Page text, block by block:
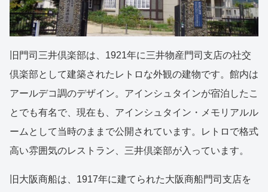
旧門司三井倶楽部は、1921年に三井物産門司支店の社交
倶楽部として建築されたレトロな外観の建物です。館内は
アールデコ調のデザイン。アインシュタインが宿泊したこ
とでも有名で、現在も、アインシュタイン・メモリアルル
ームとして当時のままで公開されています。レトロで格式
高い雰囲気のレストラン、三井倶楽部が入っています。
旧大阪商船は、1917年に建てられた大阪商船門司支店を